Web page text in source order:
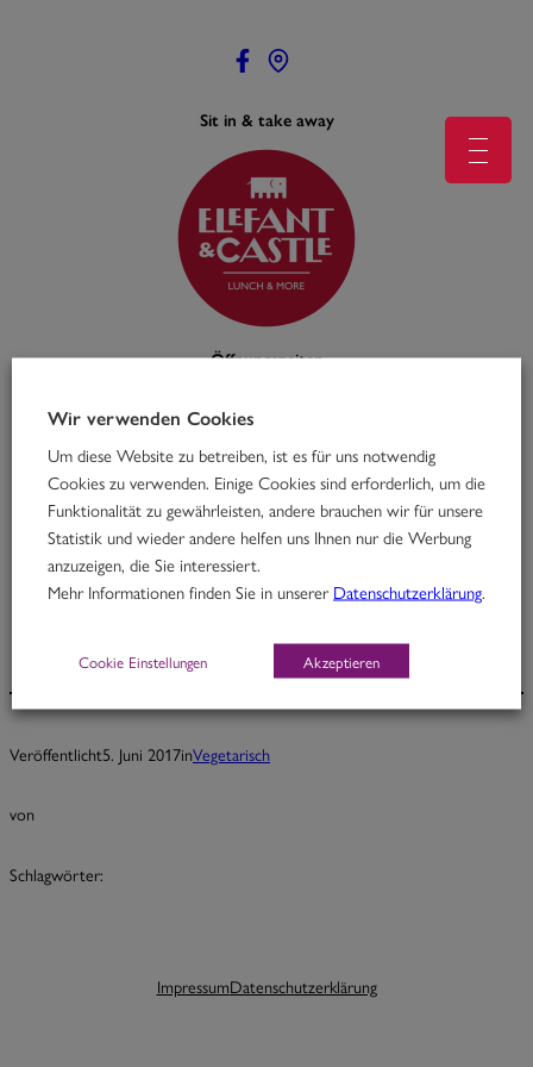
Sit in & take away
Öffnungszeiten
feiertags geschlossen
Little Buddha
Veröffentlicht5. Juni 2017inVegetarisch
von
Schlagwörter:
ImpressumDatenschutzerklärung
Wir verwenden Cookies
Um diese Website zu betreiben, ist es für uns notwendig
Cookies zu verwenden. Einige Cookies sind erforderlich, um die
Funktionalität zu gewährleisten, andere brauchen wir für unsere
Statistik und wieder andere helfen uns Ihnen nur die Werbung
anzuzeigen, die Sie interessiert.
Mehr Informationen finden Sie in unsererDatenschutzerklärung.
Cookie Einstellungen Akzeptieren